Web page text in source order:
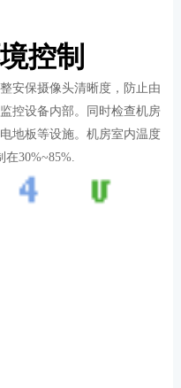
控制
安保摄像头清晰度，防止由
控设备内部。同时检查机房
地板等设施。机房室内温度
30%~85%.